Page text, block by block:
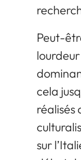
Peut-
cela
réalisés
sur